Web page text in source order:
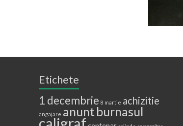
Etichete
1 decembrie 8 martie achizitie
angajare anunt burnasul